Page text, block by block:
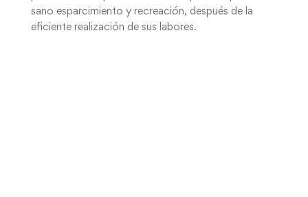
sano esparcimiento y recreación, después de la
eficiente realización de sus labores.